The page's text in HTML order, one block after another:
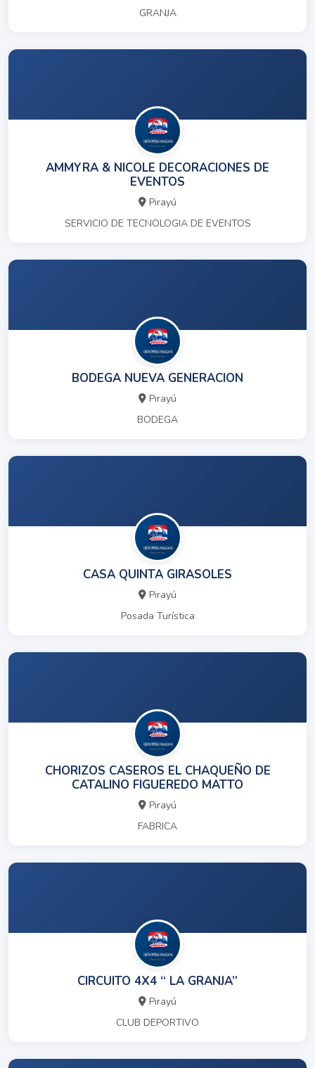
GRANJA
AMMYRA & NICOLE DECORACIONES DE
EVENTOS
Pirayú
SERVICIO DE TECNOLOGIA DE EVENTOS
BODEGA NUEVA GENERACION
Pirayú
BODEGA
CASA QUINTA GIRASOLES
Pirayú
Posada Turística
CHORIZOS CASEROS EL CHAQUEÑO DE
CATALINO FIGUEREDO MATTO
Pirayú
FABRICA
CIRCUITO 4X4 “ LA GRANJA”
Pirayú
CLUB DEPORTIVO